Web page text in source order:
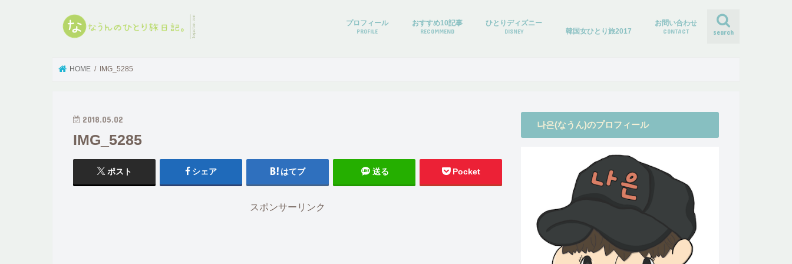
search
プロフィール
PROFILE
おすすめ10記事
RECOMMEND
ひとりディズニー
DISNEY 韓国女ひとり旅2017
お問い合わせ
CONTACT
HOME IMG_5285
2018.05.02
IMG_5285
ポスト シェア はてブ 送る Pocket
スポンサーリンク
나은(なうん)のプロフィール